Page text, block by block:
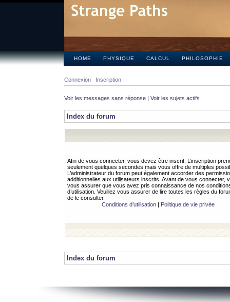
HOME PHYSIQUE CALCUL PHILOSOPHIE
Connexion Inscription
Voir les messages sans réponse | Voir les sujets actifs
Index du forum
Afin de vous connecter, vous devez être inscrit. L’inscription
seulement quelques secondes mais vous offre de multiples
L’administrateur du forum peut également accorder des
additionnelles aux utilisateurs inscrits. Avant de vous connecter,
vous assurer que vous avez pris connaissance de nos
d’utilisation. Veuillez vous assurer de lire toutes les règles du
de le consulter.
Conditions d’utilisation| Politique de vie privée
Index du forum